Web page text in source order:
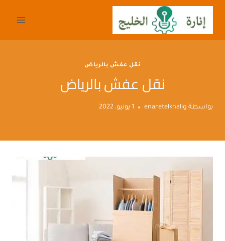
التجاوز
المحتوى
نقل عفش بالرياض
نقل عفش بالرياض
بواسطة enaretelkhalig 1 يونيو، 2022